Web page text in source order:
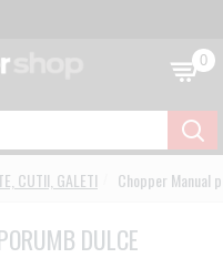
0
CUTII, GALETI Chopper Manual
DULCE